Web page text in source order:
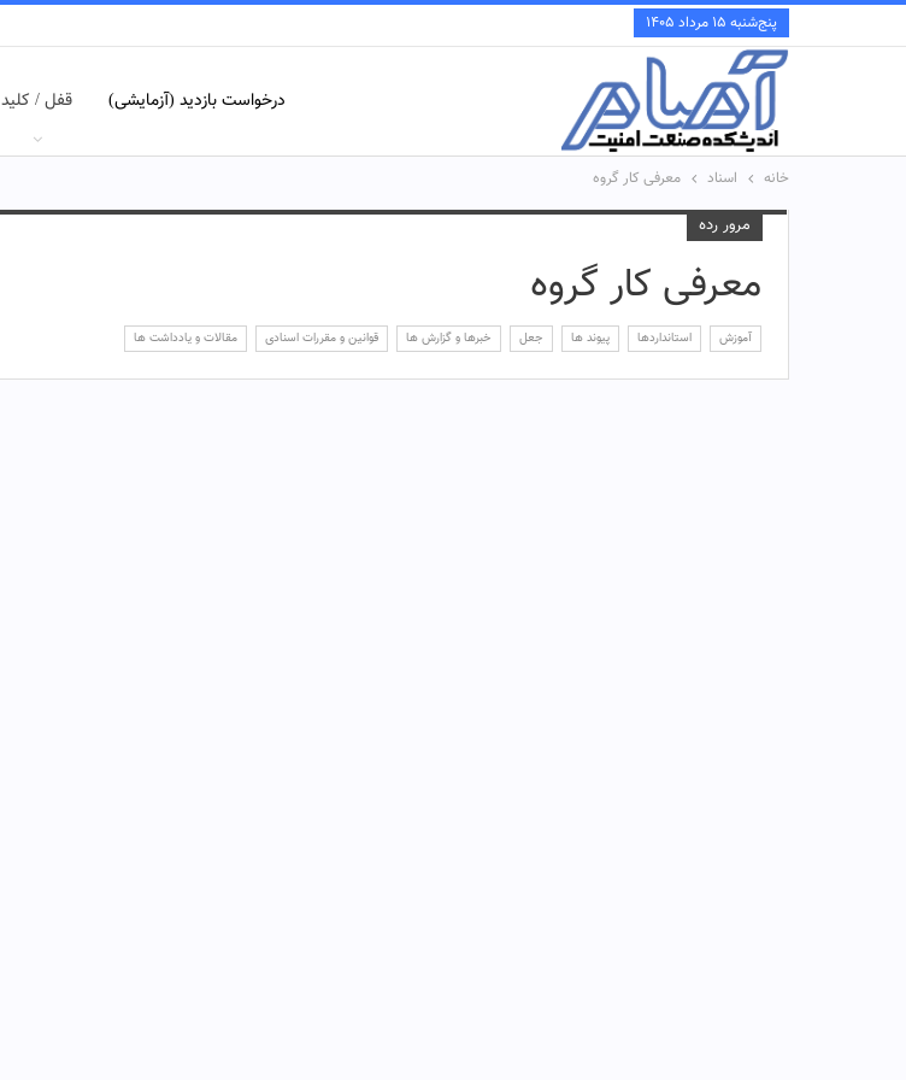
پنج‌شنبه ۱۵ مرداد ۱۴۰۵
درخواست بازدید (آزمایشی) قفل / کلید
خانه اسناد معرفی کار گروه
مرور رده
معرفی کار گروه
آموزش استانداردها پیوند ها جعل خبرها و گزارش ها قوانین و مقررات اسنادی مقالات و یادداشت ها